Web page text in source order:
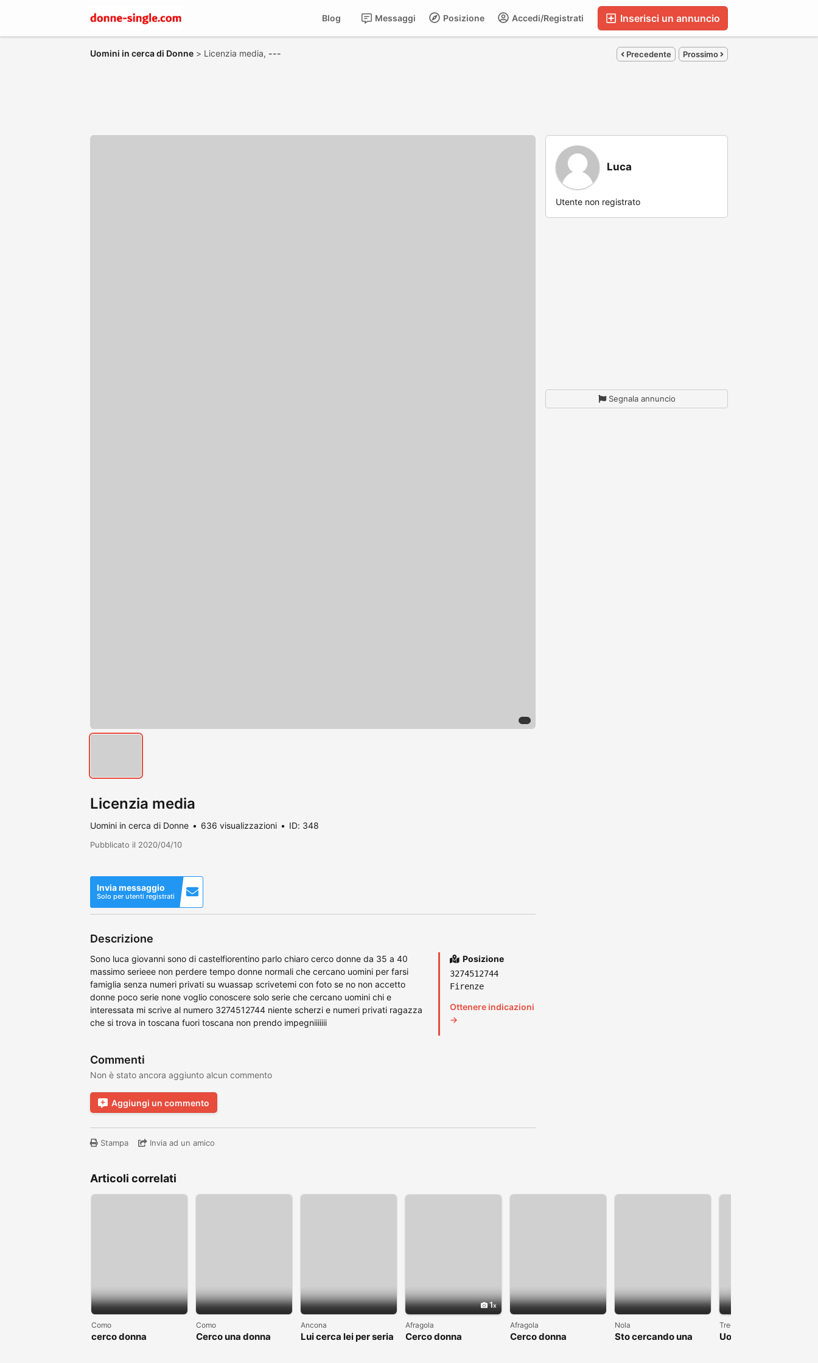
Inserisci un annuncio
Accedi/Registrati
Posizione
Messaggi
Blog
Uomini in cerca di Donne > Licenzia media, --- Precedente Prossimo
Licenzia media
Uomini in cerca di Donne 636 visualizzazioni ID: 348
Pubblicato il 2020/04/10
Invia messaggio
Solo per utenti registrati
Descrizione
Sono luca giovanni sono di castelfiorentino parlo chiaro cerco donne da 35 a 40
massimo serieee non perdere tempo donne normali che cercano uomini per farsi
famiglia senza numeri privati su wuassap scrivetemi con foto se no non accetto
donne poco serie none voglio conoscere solo serie che cercano uomini chi e
interessata mi scrive al numero 3274512744 niente scherzi e numeri privati ragazza
che si trova in toscana fuori toscana non prendo impegniiiiiii
Posizione
3274512744
Firenze
Ottenere indicazioni
→
Commenti
Non è stato ancora aggiunto alcun commento
Aggiungi un commento
Stampa Invia ad un amico
Luca
Utente non registrato
Segnala annuncio
Articoli correlati
Como
cerco donna
Como
Cerco una donna
Ancona
Lui cerca lei per seria
1
Afragola
Cerco donna
Afragola
Cerco donna
Nola
Sto cercando una
Trecate
Uomo single alto 1.90